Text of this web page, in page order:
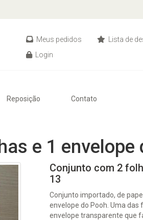
Meus pedidos Lista de
Login
Reposição Contato
e 1 envelope
Conjunto com 2
13
Conjunto importado, de
envelope do Pooh. Uma
envelope transparente que